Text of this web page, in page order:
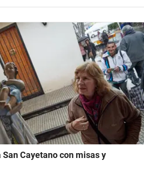
Cayetano con misas y